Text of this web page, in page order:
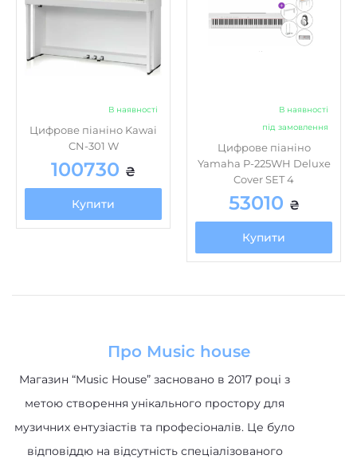
В наявності
Цифрове піаніно Kawai
CN-301 W
100730 ₴
Купити
В наявності
під замовлення
Цифрове піаніно
Yamaha P-225WH Deluxe
Cover SET 4
53010 ₴
Купити
Про Music house
Магазин “Music House” засновано в 2017 році з
метою створення унікального простору для
музичних ентузіастів та професіоналів. Це було
відповіддю на відсутність спеціалізованого